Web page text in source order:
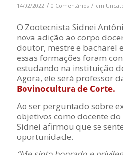
14/02/2022 / 0 Comentários / em
O Zootecnista Sidnei
nova adição ao corpo
doutor, mestre e bacharel
essas formações foram
estudando na instituição
Agora, ele será professor
Bovinocultura de Corte.
Ao ser perguntado sobre
objetivos como docente
Sidnei afirmou que se
oportunidade: